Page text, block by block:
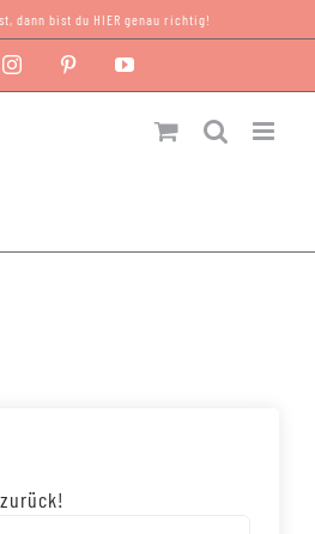
dann bist du HIER genau richtig!
InstagramPinterest